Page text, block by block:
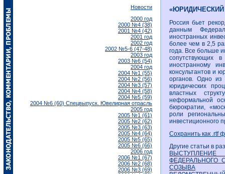
Новости
2000 год
2000 №4 (38)
2001 №4 (42)
2001 год
2002 год
2002 №5-6 (47-48)
2003 год
2003 №6 (54)
2004 год
2004 №1 (55)
2004 №2 (56)
2004 №3 (57)
2004 №4 (58)
2004 №5 (59)
2004 №6 (60) Спецвыпуск. Ювелирная отрасль
2005 год
2005 №1 (61)
2005 №2 (62)
2005 №3 (63)
2005 №4 (64)
2005 №5 (65)
2005 №6 (66)
2006 год
2006 №1 (67)
2006 №2 (68)
2006 №3 (69)
Россия бьет
данным
иностранных
более чем в 2,5
года. Все больше
сопутствующих
иностранному
консультантов и
органов. Одно
юридических
властных
неформальной
бюрократии,
роли
инвестиционного
Сохранить как .rtf
Другие статьи в
ФЕДЕРАЛЬНОГО
СОЗЫВА